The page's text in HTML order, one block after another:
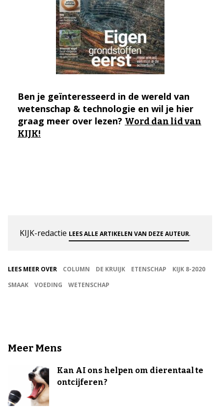
Ben je geïnteresseerd in de wereld van
wetenschap & technologie en wil je hier
graag meer over lezen? Word dan lid van
KIJK!
KIJK-redactie LEES ALLE ARTIKELEN VAN DEZE AUTEUR.
LEES MEER OVER COLUMN DE KRUIJK ETENSCHAP
KIJK 8-2020
SMAAK
VOEDING WETENSCHAP
Meer Mens
Kan AI ons helpen om dierentaal te
ontcijferen?